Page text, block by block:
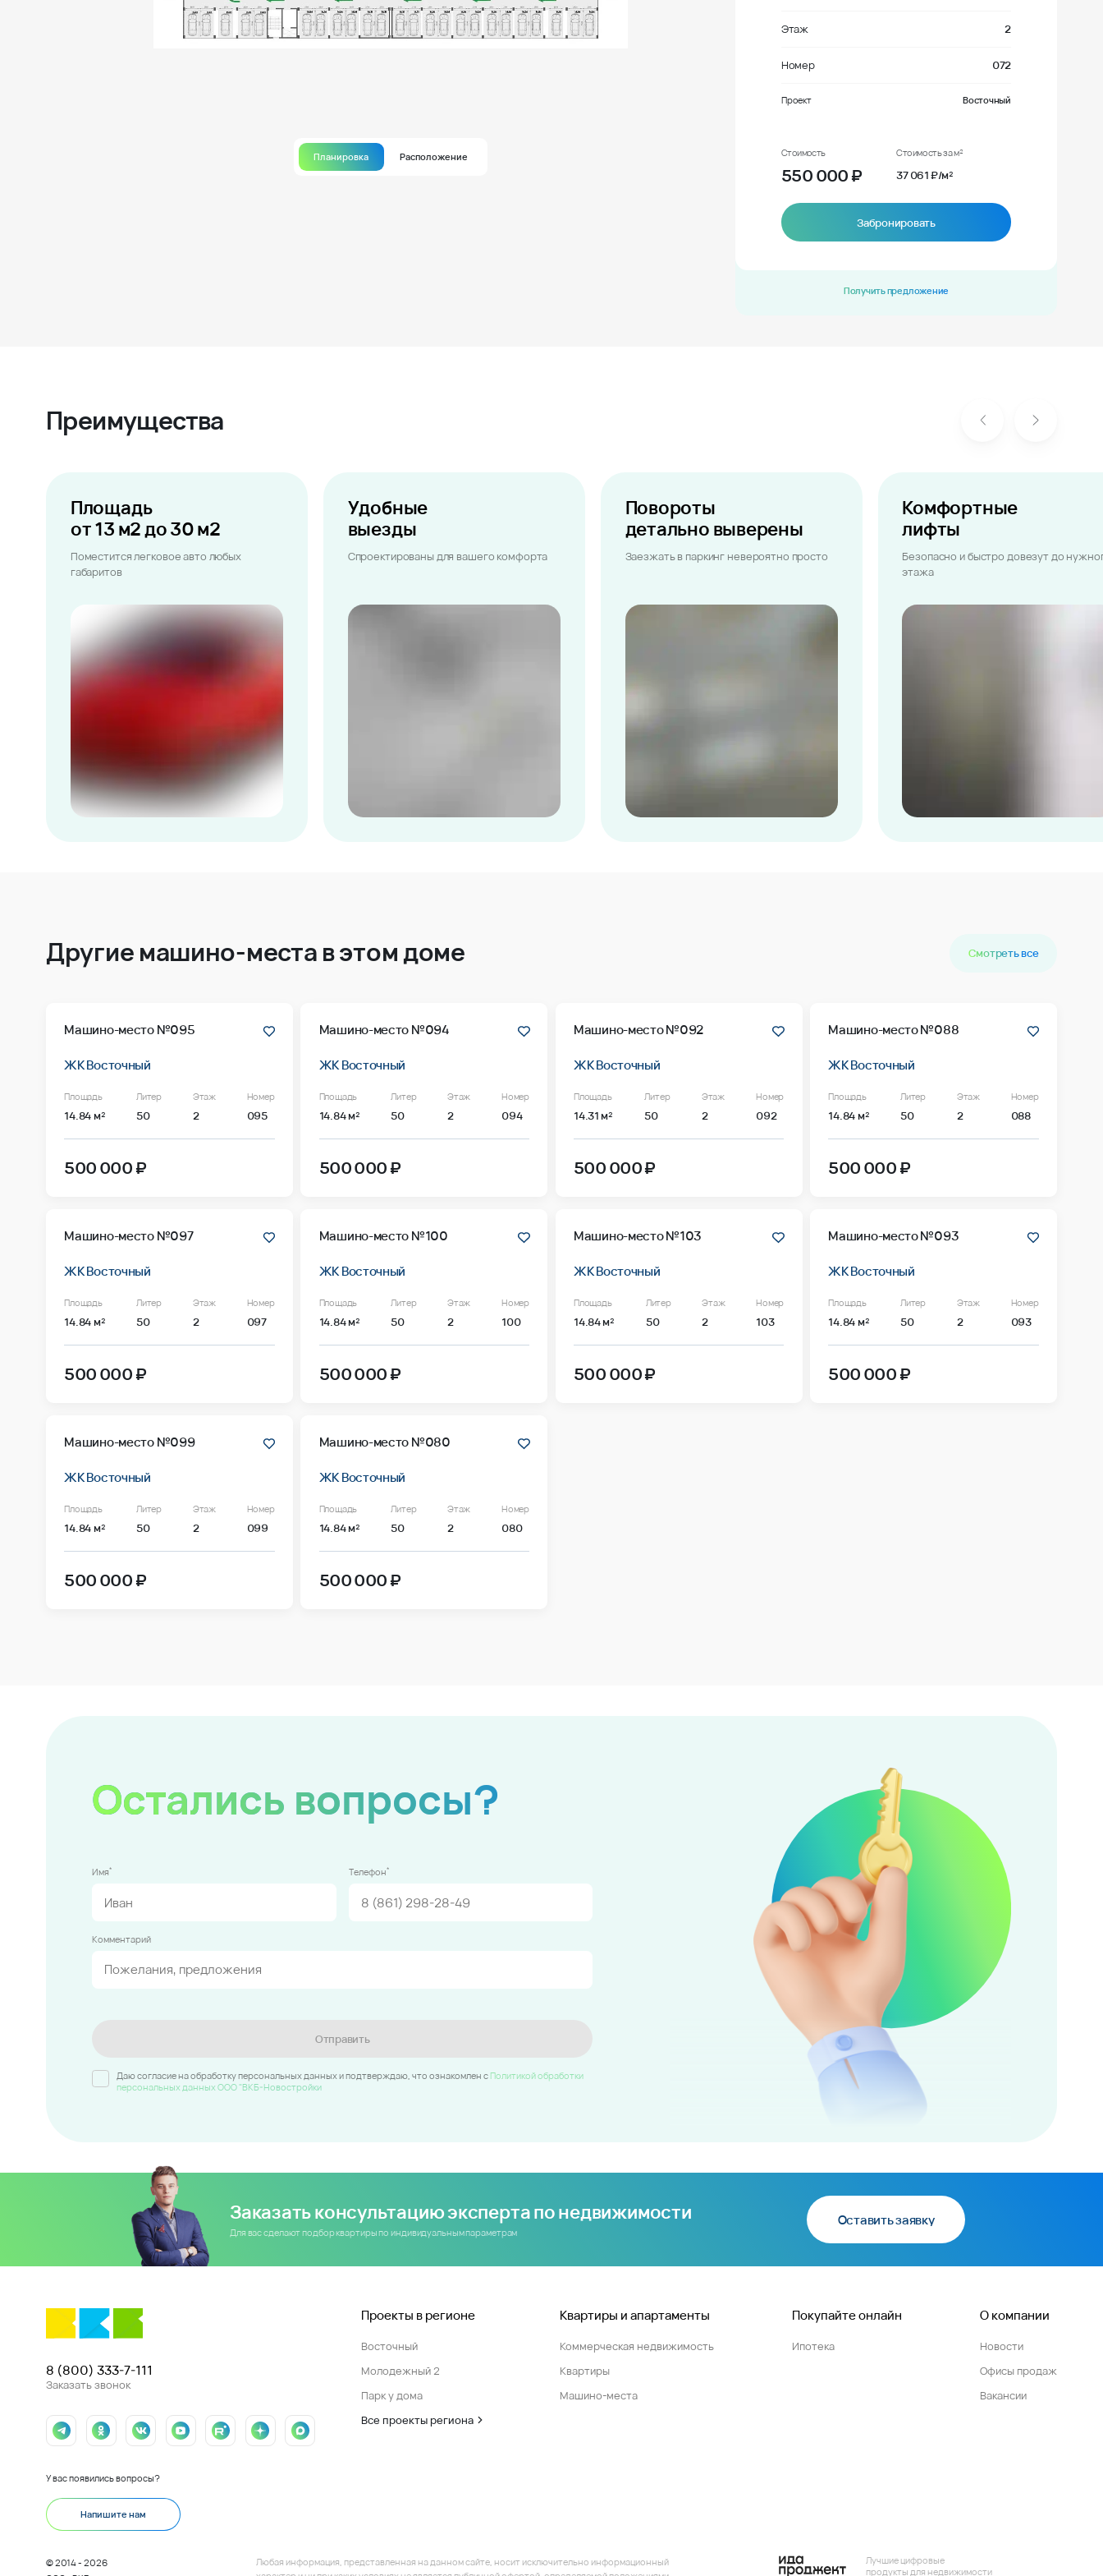
Планировка Расположение
Этаж 2
Номер 072
Проект Восточный
Стоимость
550 000₽
Стоимость за м²
37 061 ₽/м²
Забронировать
Получить предложение
Преимущества
Площадь
от 13 м2 до 30 м2
Поместится легковое авто любых
габаритов
Удобные
выезды
Спроектированы для вашего комфорта
Повороты
детально выверены
Заезжать в паркинг невероятно просто
Комфортные
лифты
Безопасно и быстро довезут до
этажа
Другие машино-места в этом доме Смотреть все
Машино-место №095
ЖК Восточный
Площадь
14.84 м²
Литер
50
Этаж
2
Номер
095
500 000 ₽
Машино-место №094
ЖК Восточный
Площадь
14.84 м²
Литер
50
Этаж
2
Номер
094
500 000 ₽
Машино-место №092
ЖК Восточный
Площадь
14.31 м²
Литер
50
Этаж
2
Номер
092
500 000 ₽
Машино-место №088
ЖК Восточный
Площадь
14.84 м²
Литер
50
Этаж
2
Номер
088
500 000 ₽
Машино-место №097
ЖК Восточный
Площадь
14.84 м²
Литер
50
Этаж
2
Номер
097
500 000 ₽
Машино-место №100
ЖК Восточный
Площадь
14.84 м²
Литер
50
Этаж
2
Номер
100
500 000 ₽
Машино-место №103
ЖК Восточный
Площадь
14.84 м²
Литер
50
Этаж
2
Номер
103
500 000 ₽
Машино-место №093
ЖК Восточный
Площадь
14.84 м²
Литер
50
Этаж
2
Номер
093
500 000 ₽
Машино-место №099
ЖК Восточный
Площадь
14.84 м²
Литер
50
Этаж
2
Номер
099
500 000 ₽
Машино-место №080
ЖК Восточный
Площадь
14.84 м²
Литер
50
Этаж
2
Номер
080
500 000 ₽
Остались вопросы?
Имя* Телефон*
Комментарий
Отправить
Даю согласие на обработку персональных данных и подтверждаю, что ознакомлен c Политикой обработки
персональных данных ООО "ВКБ-Новостройки
Заказать консультацию эксперта по недвижимости
Для вас сделают подбор квартиры по индивидуальным параметрам
Оставить заявку
8 (800) 333-7-111
Заказать звонок
У вас появились вопросы?
Напишите нам
Проекты в регионе
Восточный
Молодежный 2
Парк у дома
Все проекты региона
Квартиры и апартаменты
Коммерческая недвижимость
Квартиры
Машино-места
Покупайте онлайн
Ипотека
О компании
Новости
Офисы продаж
Вакансии
© 2014 - 2026
Любая информация, представленная на данном сайте, носит исключительно информационный
Лучшие цифровые
продукты для недвижимости